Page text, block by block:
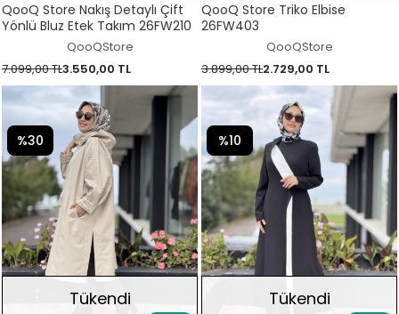
QooQ Store Nakış Detaylı Çift
Yönlü Bluz Etek Takım 26FW210
QooQStore
7.099,00 TL3.550,00 TL
QooQ Store Triko Elbise
26FW403
QooQStore
3.899,00 TL2.729,00 TL
Tükendi
%30
Tükendi
%10